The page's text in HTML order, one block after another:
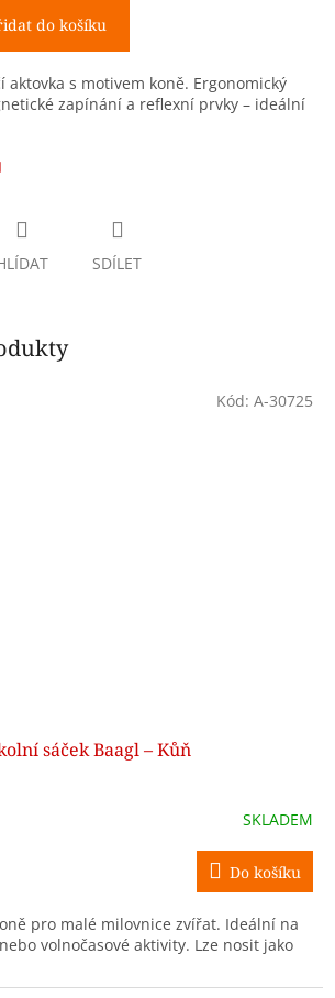
do košíku
aktovka s motivem koně. Ergonomický
zapínání a reflexní prvky – ideální
SDÍLET
sáček Baagl – Kůň
SKLADEM
Do košíku
pro malé milovnice zvířat. Ideální na
volnočasové aktivity. Lze nosit jako
Kód: A-30725